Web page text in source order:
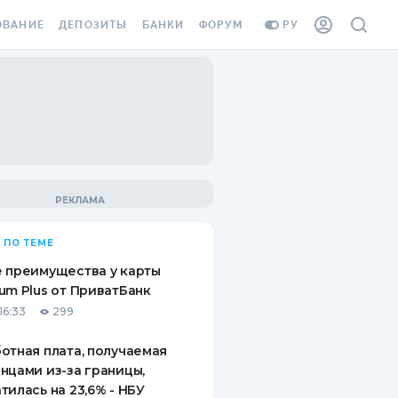
РУ
ВИНЬЕТКА
СОТРУДНИКОВ
ОТ
СЛУЧАЕВ
ДЕПОЗИТЫ
ВОПРОСЫ И ОТВЕТЫ
ПУТЕВОДИТЕЛИ ПО
БАНКИ ФОРУМ
ПО ТЕМЕ
преимущества у карты
Plus от ПриватБанк
299
плата, получаемая
из-за границы,
на 23,6% - НБУ